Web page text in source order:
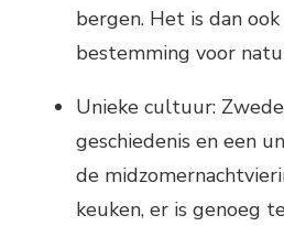
bergen. Het is dan
bestemming voor
Unieke cultuur:
geschiedenis en een
de
keuken, er is genoeg